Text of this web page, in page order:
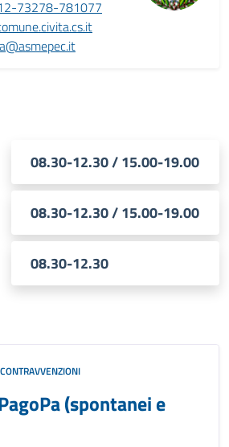
73278-781077
08.30-12.30 / 15.00-19.00
08.30-12.30 / 15.00-19.00
08.30-12.30
(spontanei e